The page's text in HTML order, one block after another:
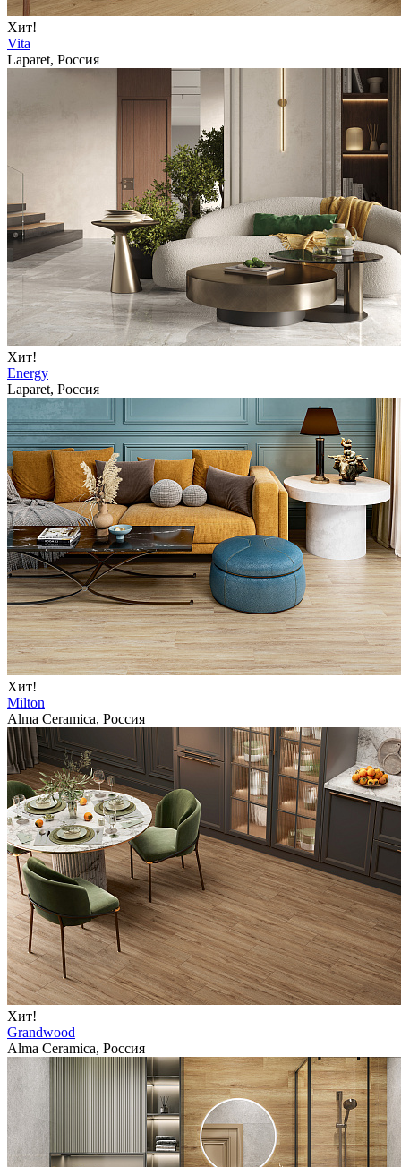
Хит!
Vita
Laparet, Россия
Хит!
Energy
Laparet, Россия
Хит!
Milton
Alma Ceramica, Россия
Хит!
Grandwood
Alma Ceramica, Россия